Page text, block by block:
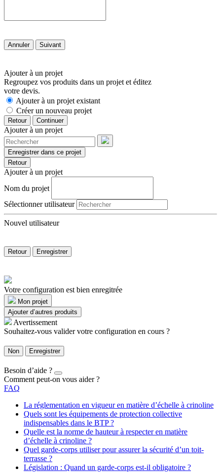
Annuler Suivant
Ajouter à un projet
Regroupez vos produits dans un projet et éditez
votre devis.
Ajouter à un projet existant
Créer un nouveau projet
Retour Continuer
Ajouter à un projet
Enregistrer dans ce projet
Retour
Ajouter à un projet
Nom du projet
Sélectionner utilisateur
Nouvel utilisateur
Retour Enregistrer
Votre configuration est bien enregitrée
Mon projet
Ajouter d’autres produits
Avertissement
Souhaitez-vous valider votre configuration en cours ?
Non Enregistrer
Besoin d’aide ?
Comment peut-on vous aider ?
FAQ
La réglementation en vigueur en matière d’échelle à crinoline
Quels sont les équipements de protection collective
indispensables dans le BTP ?
Quelle est la norme de hauteur à respecter en matière
d’échelle à crinoline ?
Quel garde-corps utiliser pour assurer la sécurité d’un toit-
terrasse ?
Législation : Quand un garde-corps est-il obligatoire ?